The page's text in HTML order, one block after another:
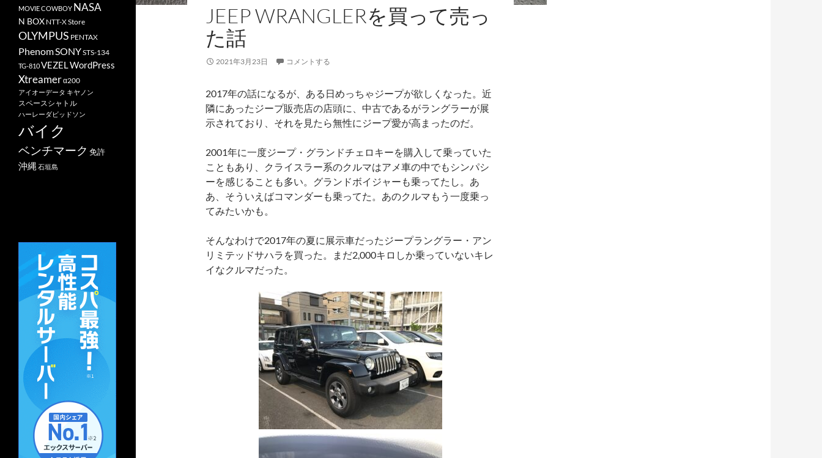
JEEP WRANGLERを買って売っ
た話
2021年3月23日 コメントする
2017年の話になるが、ある日めっちゃジープが欲しくなった。近
隣にあったジープ販売店の店頭に、中古であるがラングラーが展
示されており、それを見たら無性にジープ愛が高まったのだ。
2001年に一度ジープ・グランドチェロキーを購入して乗っていた
こともあり、クライスラー系のクルマはアメ車の中でもシンパシ
ーを感じることも多い。グランドボイジャーも乗ってたし。あ
あ、そういえばコマンダーも乗ってた。あのクルマもう一度乗っ
てみたいかも。
そんなわけで2017年の夏に展示車だったジープラングラー・アン
リミテッドサハラを買った。まだ2,000キロしか乗っていないキレ
イなクルマだった。
MOVIE COWBOY NASA
N BOX NTT-X Store
OLYMPUS PENTAX
PhenomSONYSTS-134
TG-810VEZELWordPress
Xtreamerα200
アイオーデータ キヤノン
スペースシャトル
ハーレーダビッドソン
バイク
ベンチマーク 免許
沖縄 石垣島